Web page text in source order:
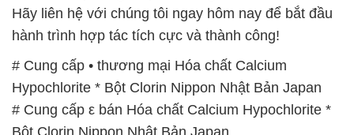
# Cung cấp ε bán Hóa chất Calcium Hypochlorite *
Bột Clorin Nippon Nhật Bản Japan
# Địa chỉ cung ứng | bán Hóa chất Calcium
Hypochlorite * Bột Clorin Nippon Nhật Bản Japan
# Địa chỉ chuyên cung cấp ≈ bán Hóa chất Calcium
Hypochlorite * Bột Clorin Nippon Nhật Bản Japan